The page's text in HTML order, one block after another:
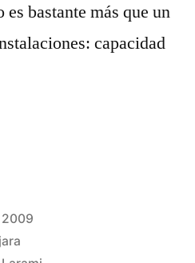
bastante más que un
capacidad